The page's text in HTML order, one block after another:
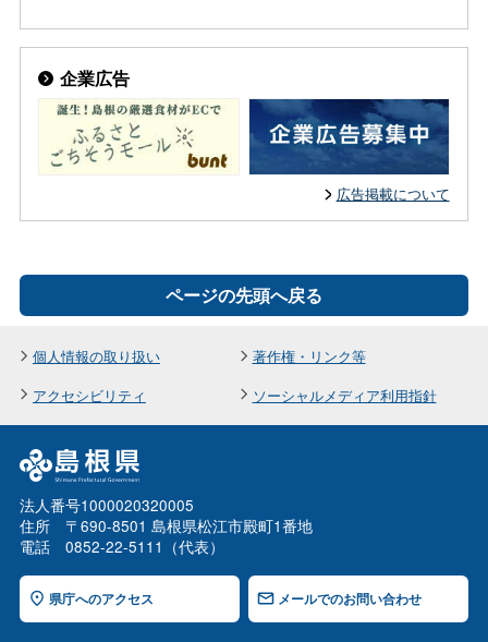
企業広告
広告掲載について
ページの先頭へ戻る
個人情報の取り扱い
著作権・リンク等
アクセシビリティ
ソーシャルメディア利用指針
法人番号1000020320005
住所 〒690-8501 島根県松江市殿町1番地
電話 0852-22-5111（代表）
県庁へのアクセス メールでのお問い合わせ